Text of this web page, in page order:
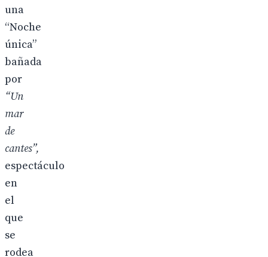
una
“Noche
única”
bañada
por
“Un
mar
de
cantes”,
espectáculo
en
el
que
se
rodea